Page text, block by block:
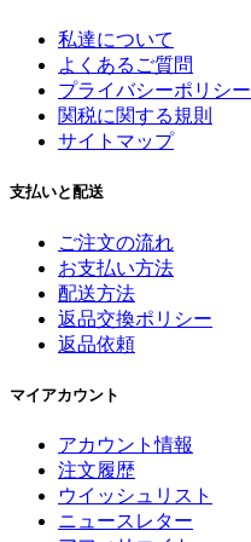
私達について
よくあるご質問
プライバシーポリシー
関税に関する規則
サイトマップ
支払いと配送
ご注文の流れ
お支払い方法
配送方法
返品交換ポリシー
返品依頼
マイアカウント
アカウント情報
注文履歴
ウイッシュリスト
ニュースレター